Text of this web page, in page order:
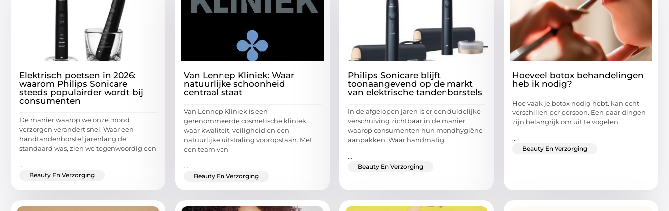
Elektrisch poetsen in 2026:
waarom Philips Sonicare
steeds populairder wordt bij
consumenten
De manier waarop we onze mond
verzorgen verandert snel. Waar een
handtandenborstel jarenlang de
standaard was, zien we tegenwoordig een
...
Beauty En Verzorging
Van Lennep Kliniek: Waar
natuurlijke schoonheid
centraal staat
Van Lennep Kliniek is een
gerenommeerde cosmetische kliniek
waar kwaliteit, veiligheid en een
natuurlijke uitstraling vooropstaan. Met
een team van
...
Beauty En Verzorging
Philips Sonicare blijft
toonaangevend op de markt
van elektrische tandenborstels
In de afgelopen jaren is er een duidelijke
verschuiving zichtbaar in de manier
waarop consumenten hun mondhygiëne
aanpakken. Waar handmatig
...
Beauty En Verzorging
Hoeveel botox behandelingen
heb ik nodig?
Hoe vaak je botox nodig hebt, kan echt
verschillen per persoon. Een paar dingen
zijn belangrijk om uit te vogelen
...
Beauty En Verzorging